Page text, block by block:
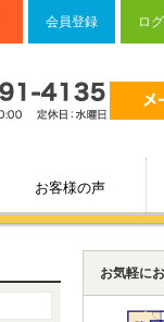
会員登録 ロ
お客様の声
お気軽に